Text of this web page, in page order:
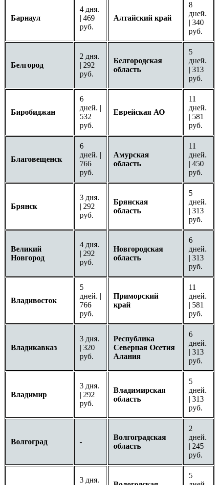
Барнаул
4 дня.
| 469
руб.
Алтайский край
8
дней.
| 340
руб.
Белгород
2 дня.
| 292
руб.
Белгородская
область
5
дней.
| 313
руб.
Биробиджан
6
дней. |
532
руб.
Еврейская АО
11
дней.
| 581
руб.
Благовещенск
6
дней. |
766
руб.
Амурская
область
11
дней.
| 450
руб.
Брянск
3 дня.
| 292
руб.
Брянская
область
5
дней.
| 313
руб.
Великий
Новгород
4 дня.
| 292
руб.
Новгородская
область
6
дней.
| 313
руб.
Владивосток
5
дней. |
766
руб.
Приморский
край
11
дней.
| 581
руб.
Владикавказ
3 дня.
| 320
руб.
Республика
Северная Осетия
Алания
6
дней.
| 313
руб.
Владимир
3 дня.
| 292
руб.
Владимирская
область
5
дней.
| 313
руб.
Волгоград -
Волгоградская
область
2
дней.
| 245
руб.
3 дня.
5